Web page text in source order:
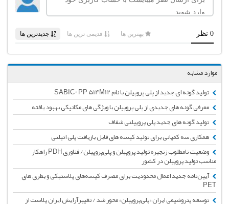
موارد مشابه
تولید گونه ای جدید از پلی پروپیلن با نام SABIC® PP 514M12
معرفی گونه های جدیدی از پلی پروپیلن با ویژگی های مکانیکی بهبود یافته
تولید گونه های جدید پلی پروپیلنی شفاف
همکاری سه کمپانی برای تولید کیسه های قابل بازیافت پلی اتیلنی
وضعیت نامطلوب زنجیره تولید پروپیلن و پلی‌پروپیلن/ فناوری‌ PDH راهکار
مناسب تولید پروپیلن در کشور
آیین‌نامه جدید اعمال محدودیت برای مصرف کیسه‌های پلاستیکی و بطری های
PET
توسعه پتروشیمی ایران «پلی‌پروپیلن» محور شد / تغییرآرایش ایران پلاست از